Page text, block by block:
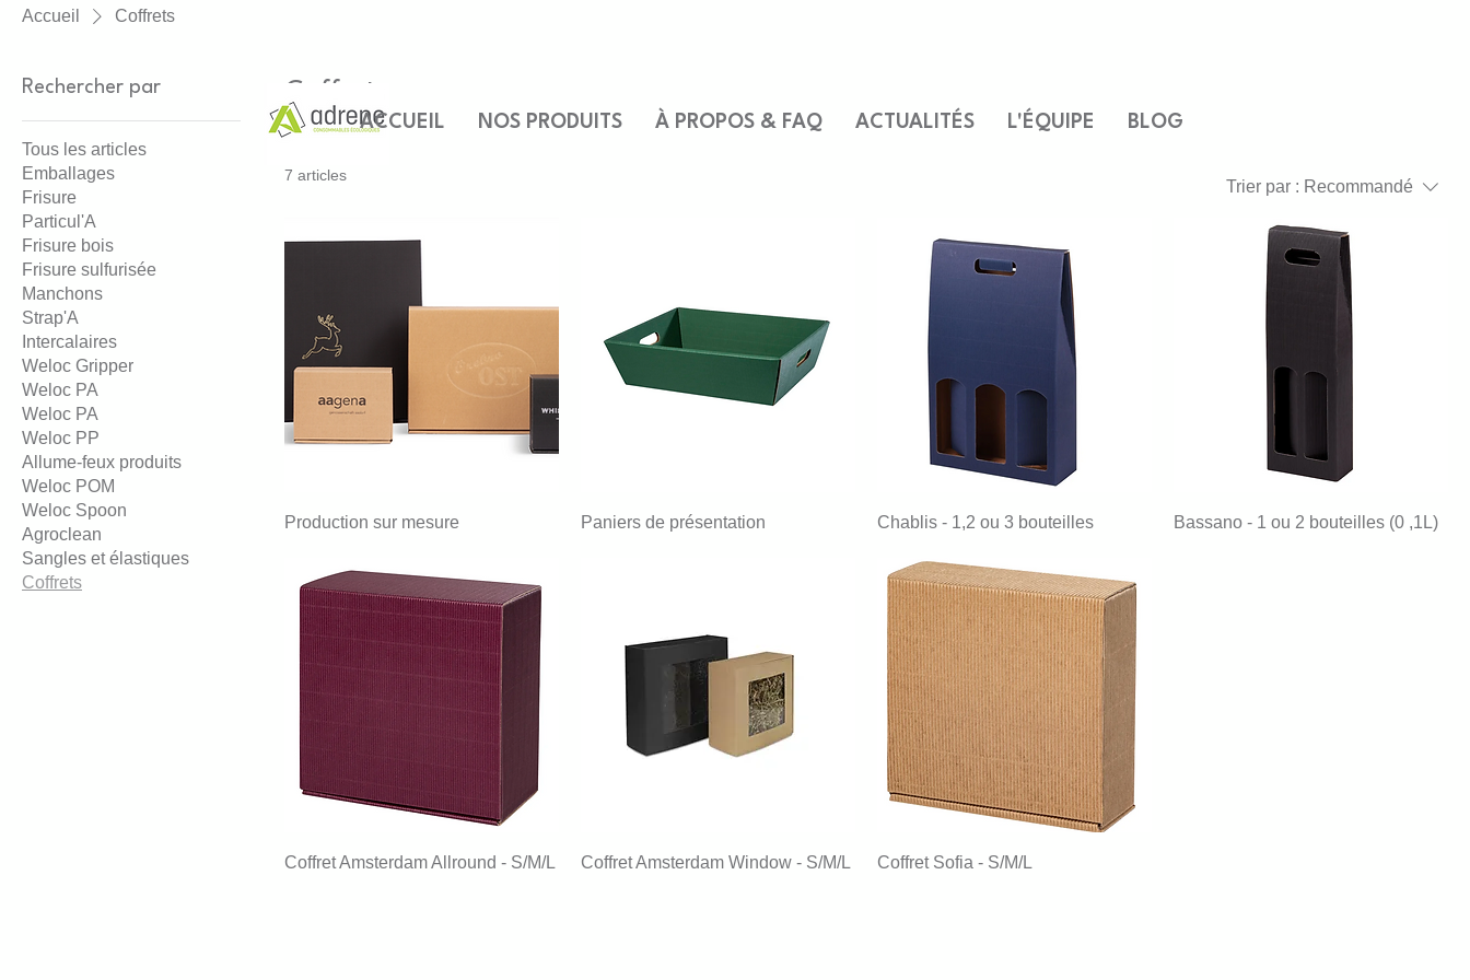
ACCUEIL NOS PRODUITS À PROPOS & FAQ ACTUALITÉS L'ÉQUIPE BLOG
Accueil Coffrets
Rechercher par
Tous les articles
Emballages
Frisure
Particul'A
Frisure bois
Frisure sulfurisée
Manchons
Strap'A
Intercalaires
Weloc Gripper
Weloc PA
Weloc PA
Weloc PP
Allume-feux produits
Weloc POM
Weloc Spoon
Agroclean
Sangles et élastiques
Coffrets
Coffrets
7 articles
Trier par : Recommandé
Production sur mesure Paniers de présentation Chablis - 1,2 ou 3 bouteilles Bassano - 1 ou 2 bouteilles (0 ,1L)
Coffret Amsterdam Allround - S/M/L Coffret Amsterdam Window - S/M/L Coffret Sofia - S/M/L